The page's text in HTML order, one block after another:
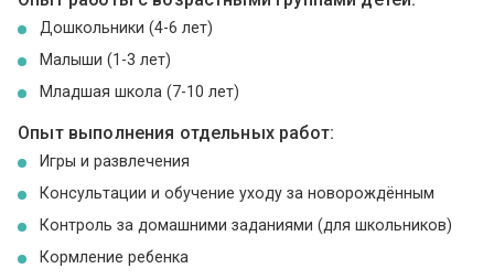
Дошкольники (4-6 лет)
Малыши (1-3 лет)
Младшая школа (7-10 лет)
Опыт выполнения отдельных работ:
Игры и развлечения
Консультации и обучение уходу за новорождённым
Контроль за домашними заданиями (для школьников)
Кормление ребенка